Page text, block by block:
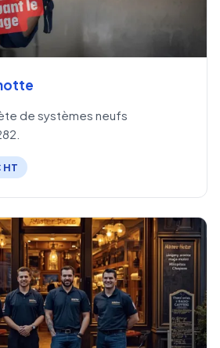
de systèmes neufs